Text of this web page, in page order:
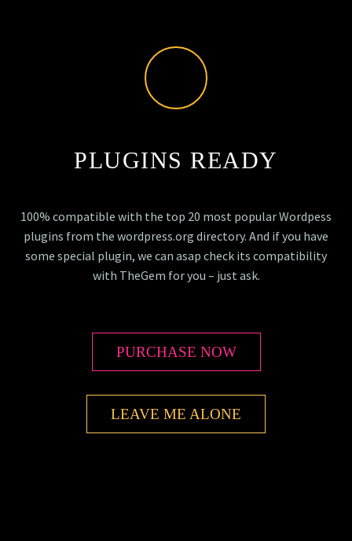
PLUGINS READY
100% compatible with the top 20 most popular Wordpess
plugins from the wordpress.org directory. And if you have
some special plugin, we can asap check its compatibility
with TheGem for you – just ask.
PURCHASE NOW
LEAVE ME ALONE